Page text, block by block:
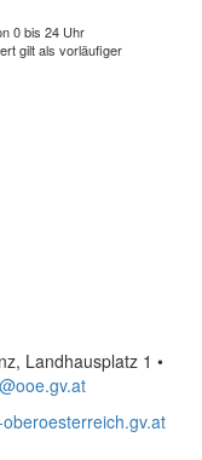
0 bis 24 Uhr
gilt als vorläufiger
Landhausplatz 1 •